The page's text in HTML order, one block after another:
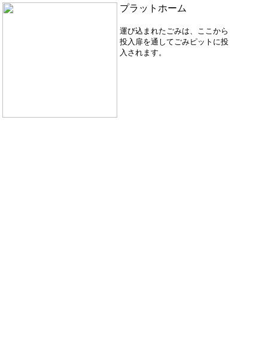
プラットホーム
運び込まれたごみは、ここから
投入扉を通してごみピットに投
入されます。